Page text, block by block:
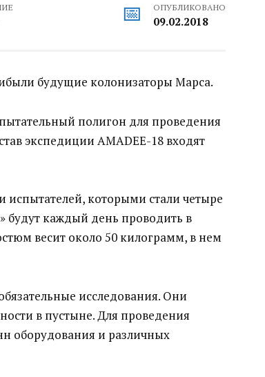
ОПУБЛИКОВАНО
09.02.2018
будущие колонизаторы Марса.
полигон для проведения
экспедиции AMADEE-18 входят
которыми стали четыре
каждый день проводить в
весит около 50 килограмм, в нем
исследования. Они
в пустыне. Для проведения
оборудования и различных